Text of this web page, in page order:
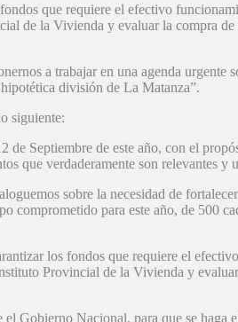
que requiere el efectivo
de la Vivienda y evaluar la compra
a trabajar en una agenda
división de La Matanza”.
siguiente:
de Septiembre de este año, con el
que verdaderamente son relevantes y
sobre la necesidad de
comprometido para este año, de 500
los fondos que requiere el
Provincial de la Vivienda y
Gobierno Nacional, para que se